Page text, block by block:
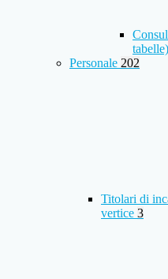
tabelle)
Personale 202
Titolari di
vertice 3